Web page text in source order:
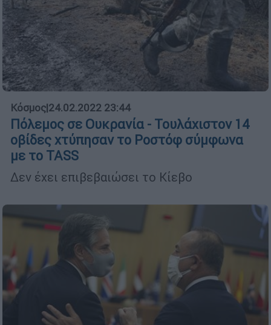
Κόσμος|24.02.2022 23:44
Πόλεμος σε Ουκρανία - Τουλάχιστον 14
οβίδες χτύπησαν το Ροστόφ σύμφωνα
με το TASS
Δεν έχει επιβεβαιώσει το Κίεβο